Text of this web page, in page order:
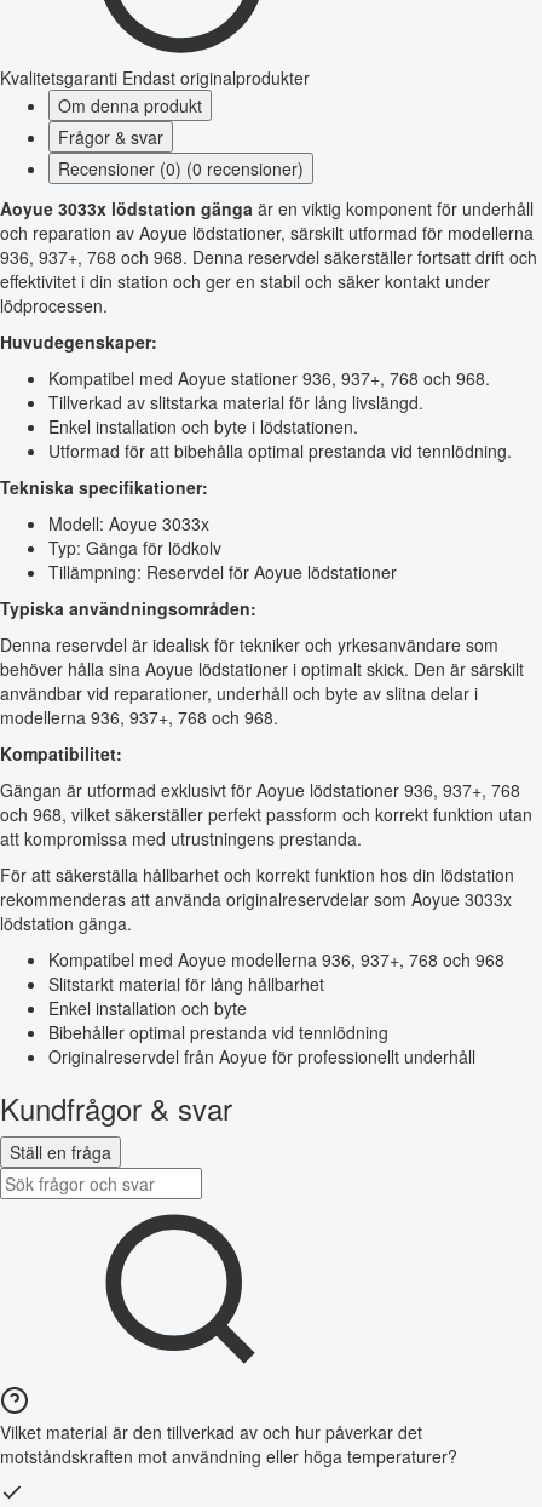
Kvalitetsgaranti Endast originalprodukter
Om denna produkt
Frågor & svar
Recensioner (0) (0 recensioner)
Aoyue 3033x lödstation gänga är en viktig komponent för underhåll
och reparation av Aoyue lödstationer, särskilt utformad för modellerna
936, 937+, 768 och 968. Denna reservdel säkerställer fortsatt drift och
effektivitet i din station och ger en stabil och säker kontakt under
lödprocessen.
Huvudegenskaper:
Kompatibel med Aoyue stationer 936, 937+, 768 och 968.
Tillverkad av slitstarka material för lång livslängd.
Enkel installation och byte i lödstationen.
Utformad för att bibehålla optimal prestanda vid tennlödning.
Tekniska specifikationer:
Modell: Aoyue 3033x
Typ: Gänga för lödkolv
Tillämpning: Reservdel för Aoyue lödstationer
Typiska användningsområden:
Denna reservdel är idealisk för tekniker och yrkesanvändare som
behöver hålla sina Aoyue lödstationer i optimalt skick. Den är särskilt
användbar vid reparationer, underhåll och byte av slitna delar i
modellerna 936, 937+, 768 och 968.
Kompatibilitet:
Gängan är utformad exklusivt för Aoyue lödstationer 936, 937+, 768
och 968, vilket säkerställer perfekt passform och korrekt funktion utan
att kompromissa med utrustningens prestanda.
För att säkerställa hållbarhet och korrekt funktion hos din lödstation
rekommenderas att använda originalreservdelar som Aoyue 3033x
lödstation gänga.
Kompatibel med Aoyue modellerna 936, 937+, 768 och 968
Slitstarkt material för lång hållbarhet
Enkel installation och byte
Bibehåller optimal prestanda vid tennlödning
Originalreservdel från Aoyue för professionellt underhåll
Kundfrågor & svar
Ställ en fråga
Vilket material är den tillverkad av och hur påverkar det
motståndskraften mot användning eller höga temperaturer?